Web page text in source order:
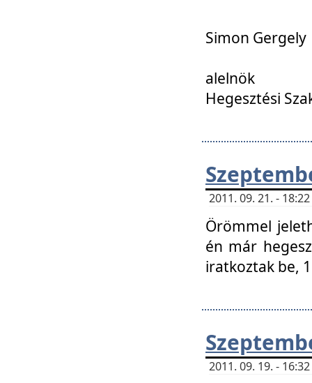
Simon Gergely
alelnök
Hegesztési
2011. 09. 21. -
Örömmel
én már
iratkoztak be,
2011. 09. 19. -